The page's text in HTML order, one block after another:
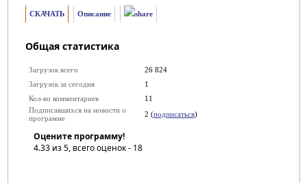
СКАЧАТЬ Описание
Общая статистика
Загрузок всего
26 824
Загрузок за сегодня
1
Кол-во комментариев
11
Подписавшихся на новости о
программе
2 (подписаться)
Оцените программу!
4.33из 5, всего оценок - 18